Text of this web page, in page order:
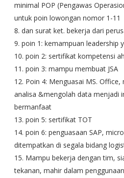
minimal POP (Pengawas
untuk poin lowongan nomor 1-11
8. dan surat ket. bekerja dari
9. poin 1: kemampuan leadership
10. poin 2: sertifikat kompetensi
11. poin 3: mampu membuat JSA
12. Poin 4: Menguasai MS.
analisa &mengolah data menjadi
bermanfaat
13. poin 5: sertifikat TOT
14. poin 6: penguasaan SAP,
ditempatkan di segala bidang
15. Mampu bekerja dengan tim,
tekanan, mahir dalam